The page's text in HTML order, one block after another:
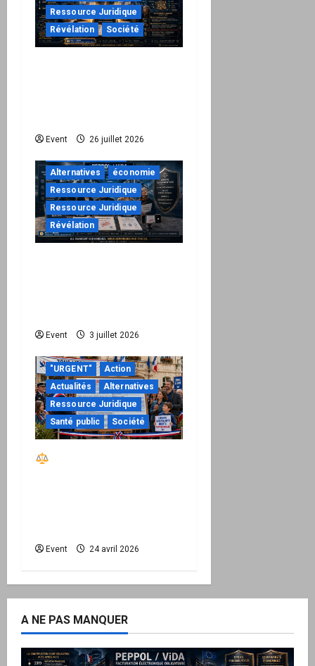
Ressource Juridique
Révélation
Société
Event 26 juillet 2026
"URGENT"
Alternatives
économie
Ressource Juridique
Ressource Juridique
Révélation
Event 3 juillet 2026
"URGENT"
Action
Actualités
Alternatives
Ressource Juridique
Santé public
Société
Event 24 avril 2026
A NE PAS MANQUER